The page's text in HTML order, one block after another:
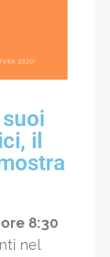
il
8:30
nel